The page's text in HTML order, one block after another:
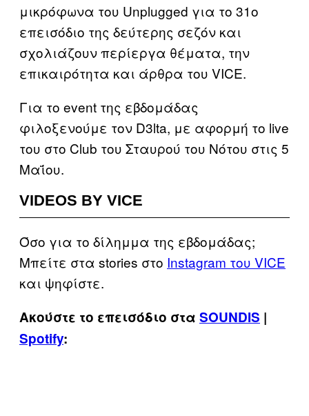
μικρόφωνα του Unplugged για το 31ο
επεισόδιο της δεύτερης σεζόν και
σχολιάζουν περίεργα θέματα, την
επικαιρότητα και άρθρα του VICE.
Για το event της εβδομάδας
φιλοξενούμε τον D3lta, με αφορμή το live
του στο Club του Σταυρού του Νότου στις 5
Μαΐου.
VIDEOS BY VICE
Όσο για το δίλημμα της εβδομάδας;
Μπείτε στα stories στο Instagram του VICE
και ψηφίστε.
Ακούστε το επεισόδιο στα SOUNDIS |
Spotify: